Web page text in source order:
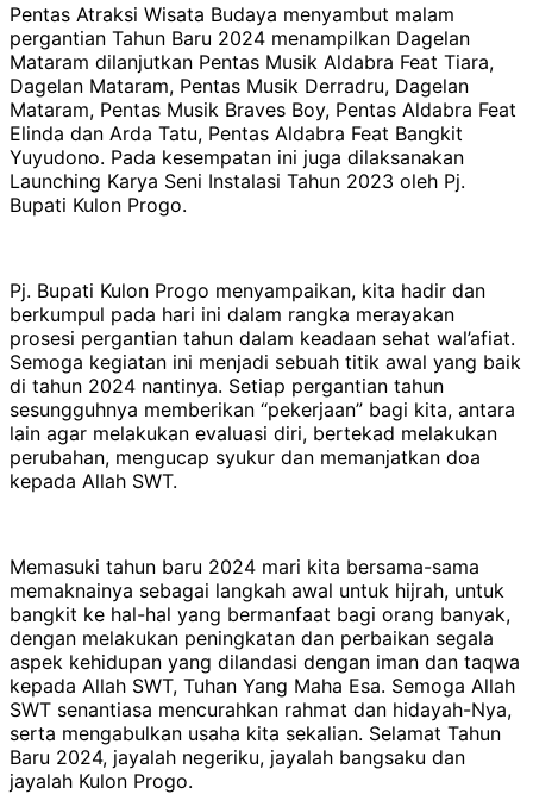
Pentas Atraksi Wisata Budaya menyambut malam
pergantian Tahun Baru 2024 menampilkan Dagelan
Mataram dilanjutkan Pentas Musik Aldabra Feat Tiara,
Dagelan Mataram, Pentas Musik Derradru, Dagelan
Mataram, Pentas Musik Braves Boy, Pentas Aldabra Feat
Elinda dan Arda Tatu, Pentas Aldabra Feat Bangkit
Yuyudono. Pada kesempatan ini juga dilaksanakan
Launching Karya Seni Instalasi Tahun 2023 oleh Pj.
Bupati Kulon Progo.
Pj. Bupati Kulon Progo menyampaikan, kita hadir dan
berkumpul pada hari ini dalam rangka merayakan
prosesi pergantian tahun dalam keadaan sehat wal’afiat.
Semoga kegiatan ini menjadi sebuah titik awal yang baik
di tahun 2024 nantinya. Setiap pergantian tahun
sesungguhnya memberikan “pekerjaan” bagi kita, antara
lain agar melakukan evaluasi diri, bertekad melakukan
perubahan, mengucap syukur dan memanjatkan doa
kepada Allah SWT.
Memasuki tahun baru 2024 mari kita bersama-sama
memaknainya sebagai langkah awal untuk hijrah, untuk
bangkit ke hal-hal yang bermanfaat bagi orang banyak,
dengan melakukan peningkatan dan perbaikan segala
aspek kehidupan yang dilandasi dengan iman dan taqwa
kepada Allah SWT, Tuhan Yang Maha Esa. Semoga Allah
SWT senantiasa mencurahkan rahmat dan hidayah-Nya,
serta mengabulkan usaha kita sekalian. Selamat Tahun
Baru 2024, jayalah negeriku, jayalah bangsaku dan
jayalah Kulon Progo.